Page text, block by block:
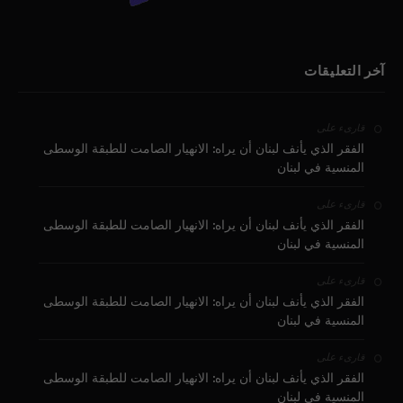
آخر التعليقات
قارىء على
الفقر الذي يأنف لبنان أن يراه: الانهيار الصامت للطبقة الوسطى
المنسية في لبنان
قارىء على
الفقر الذي يأنف لبنان أن يراه: الانهيار الصامت للطبقة الوسطى
المنسية في لبنان
قارىء على
الفقر الذي يأنف لبنان أن يراه: الانهيار الصامت للطبقة الوسطى
المنسية في لبنان
قارىء على
الفقر الذي يأنف لبنان أن يراه: الانهيار الصامت للطبقة الوسطى
المنسية في لبنان